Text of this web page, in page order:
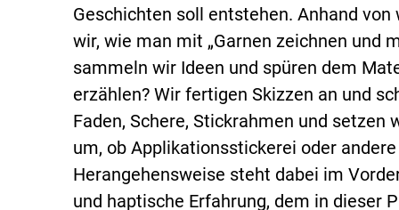
Geschichten soll entstehen. Anhand
wir, wie man mit „Garnen zeichnen und
sammeln wir Ideen und spüren dem
erzählen? Wir fertigen Skizzen an und
Faden, Schere, Stickrahmen und
um, ob Applikationsstickerei oder
Herangehensweise steht dabei im
und haptische Erfahrung, dem in dieser